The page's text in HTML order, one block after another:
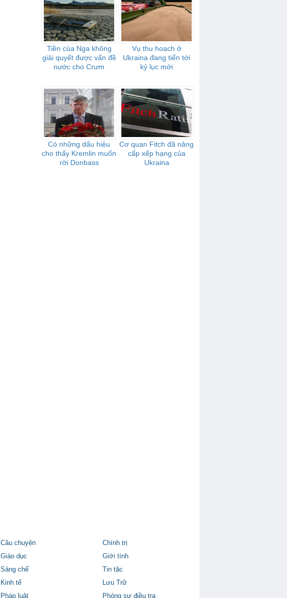
Tiền của Nga không
giải quyết được vấn đề
nước cho Crưm
Vụ thu hoạch ở
Ukraina đang tiến tới
kỷ lục mới
Có những dấu hiệu
cho thấy Kremlin muốn
rời Donbass
Cơ quan Fitch đã nâng
cấp xếp hạng của
Ukraina
Câu chuyện
Chính trị
Giáo dục
Giới tính
Sáng chế
Tin tặc
Kinh tế
Lưu Trữ
Pháp luật Phóng sự điều tra